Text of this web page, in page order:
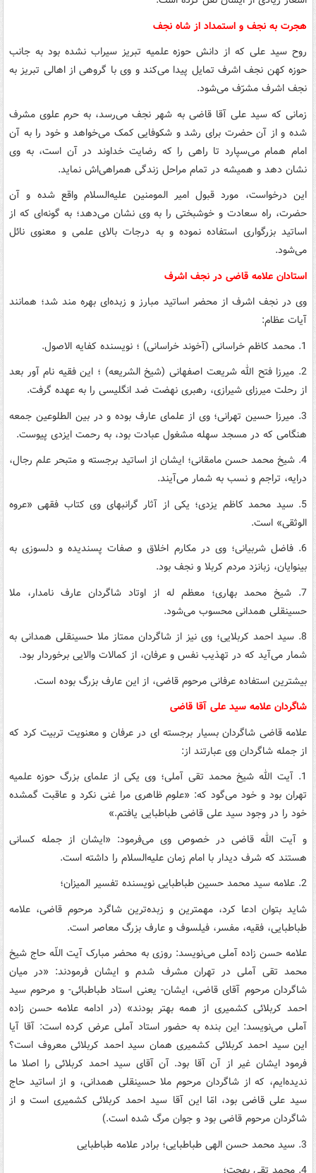
هجرت به نجف و استمداد از شاه نجف
روح سید علی که از دانش حوزه علمیه تبریز سیراب نشده بود به جانب
حوزه کهن نجف اشرف تمایل پیدا می‌کند و وی با گروهی از اهالی تبریز به
نجف اشرف مشرّف می‌شود.
زمانی که سید علی آقا قاضی به شهر نجف می‌رسد، به حرم علوی مشرف
شده و از آن حضرت برای رشد و شکوفایی کمک می‌خواهد و خود را به آن
امام همام می‌سپارد تا راهی را که رضایت خداوند در آن است، به وی
نشان دهد و همیشه در تمام مراحل زندگی همراهی‌اش نماید.
این درخواست، مورد قبول امیر المومنین علیه‌السلام واقع شده و آن
حضرت، راه سعادت و خوشبختی را به وی نشان می‌دهد؛ به گونه‌ای که از
اساتید بزرگواری استفاده نموده و به درجات بالای علمی و معنوی نائل
می‌شود.
استادان علامه قاضی در نجف اشرف
وی در نجف اشرف از محضر اساتید مبارز و زبده‌ای بهره مند شد؛ همانند
آیات عظام:
1. محمد کاظم خراسانی (آخوند خراسانی) ؛ نویسنده کفایه الاصول.
2. میرزا فتح الله شریعت اصفهانی (شیخ الشریعه) ؛ این فقیه نام آور بعد
از رحلت میرزای شیرازی، رهبری نهضت ضد انگلیسی را به عهده گرفت.
3. میرزا حسین تهرانی؛ وی از علمای عارف بوده و در بین الطلوعین جمعه
هنگامی که در مسجد سهله مشغول عبادت بود، به رحمت ایزدی پیوست.
4. شیخ محمد حسن مامقانی؛ ایشان از اساتید برجسته و متبحر علم رجال،
درایه، تراجم و نسب به شمار می‌آیند.
5. سید محمد کاظم یزدی؛ یکی از آثار گرانبهای وی کتاب فقهی «عروه
الوثقی» است.
6. فاضل شربیانی؛ وی در مکارم اخلاق و صفات پسندیده و دلسوزی به
بینوایان، زبانزد مردم کربلا و نجف بود.
7. شیخ محمد بهاری؛ معظم له از اوتاد شاگردان عارف نامدار، ملا
حسینقلی همدانی محسوب می‌شود.
8. سید احمد کربلایی؛ وی نیز از شاگردان ممتاز ملا حسینقلی همدانی به
شمار می‌آید که در تهذیب نفس و عرفان، از کمالات والایی برخوردار بود.
بیشترین استفاده عرفانی مرحوم قاضی، از این عارف بزرگ بوده است.
شاگردان علامه سید علی آقا قاضی
علامه قاضی شاگردان بسیار برجسته ای در عرفان و معنویت تربیت کرد که
از جمله شاگردان وی عبارتند از:
1. آیت الله شیخ محمد تقی آملی؛ وی یکی از علمای بزرگ حوزه علمیه
تهران بود و خود می‌گود که: «علوم ظاهری مرا غنی نکرد و عاقبت گمشده
خود را در وجود سید علی قاضی طباطبایی یافتم.»
و آیت الله قاضی در خصوص وی می‌فرمود: «ایشان از جمله کسانی
هستند که شرف دیدار با امام زمان علیه‌السلام را داشته است.
2. علامه سید محمد حسین طباطبایی نویسنده تفسیر المیزان؛
شاید بتوان ادعا کرد، مهمترین و زبده‌ترین شاگرد مرحوم قاضی، علامه
طباطبایی، فقیه، مفسر، فیلسوف و عارف بزرگ معاصر است.
علامه حسن زاده آملی می‌نویسد: روزی به محضر مبارک آیت اللّه حاج شیخ
محمد تقى آملى در تهران مشرف شدم و ایشان فرمودند: «در میان
شاگردان مرحوم آقاى قاضى، ایشان- یعنى استاد طباطبائى- و مرحوم سید
احمد کربلائى کشمیرى از همه بهتر بودند» (در ادامه علامه حسن زاده
آملی می‌‌نویسد: این بنده به حضور استاد آملى عرض کرده است: آقا آیا
این سید احمد کربلائى کشمیرى همان سید احمد کربلائى معروف است؟
فرمود ایشان غیر از آن آقا بود. آن آقاى سید احمد کربلائى را اصلا ما
ندیده‌‏ایم، که از شاگردان مرحوم ملا حسینقلى همدانى، و از اساتید حاج
سید على قاضى بود، امّا این آقا سید احمد کربلائى کشمیرى است و از
شاگردان مرحوم قاضى بود و جوان مرگ شده است.)
3. سید محمد حسن الهی طباطبایی؛ برادر علامه طباطبایی